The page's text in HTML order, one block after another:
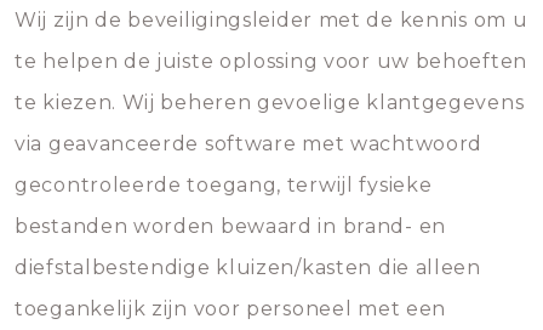
Wij zijn de beveiligingsleider met de kennis om u
te helpen de juiste oplossing voor uw behoeften
te kiezen. Wij beheren gevoelige klantgegevens
via geavanceerde software met wachtwoord
gecontroleerde toegang, terwijl fysieke
bestanden worden bewaard in brand- en
diefstalbestendige kluizen/kasten die alleen
toegankelijk zijn voor personeel met een